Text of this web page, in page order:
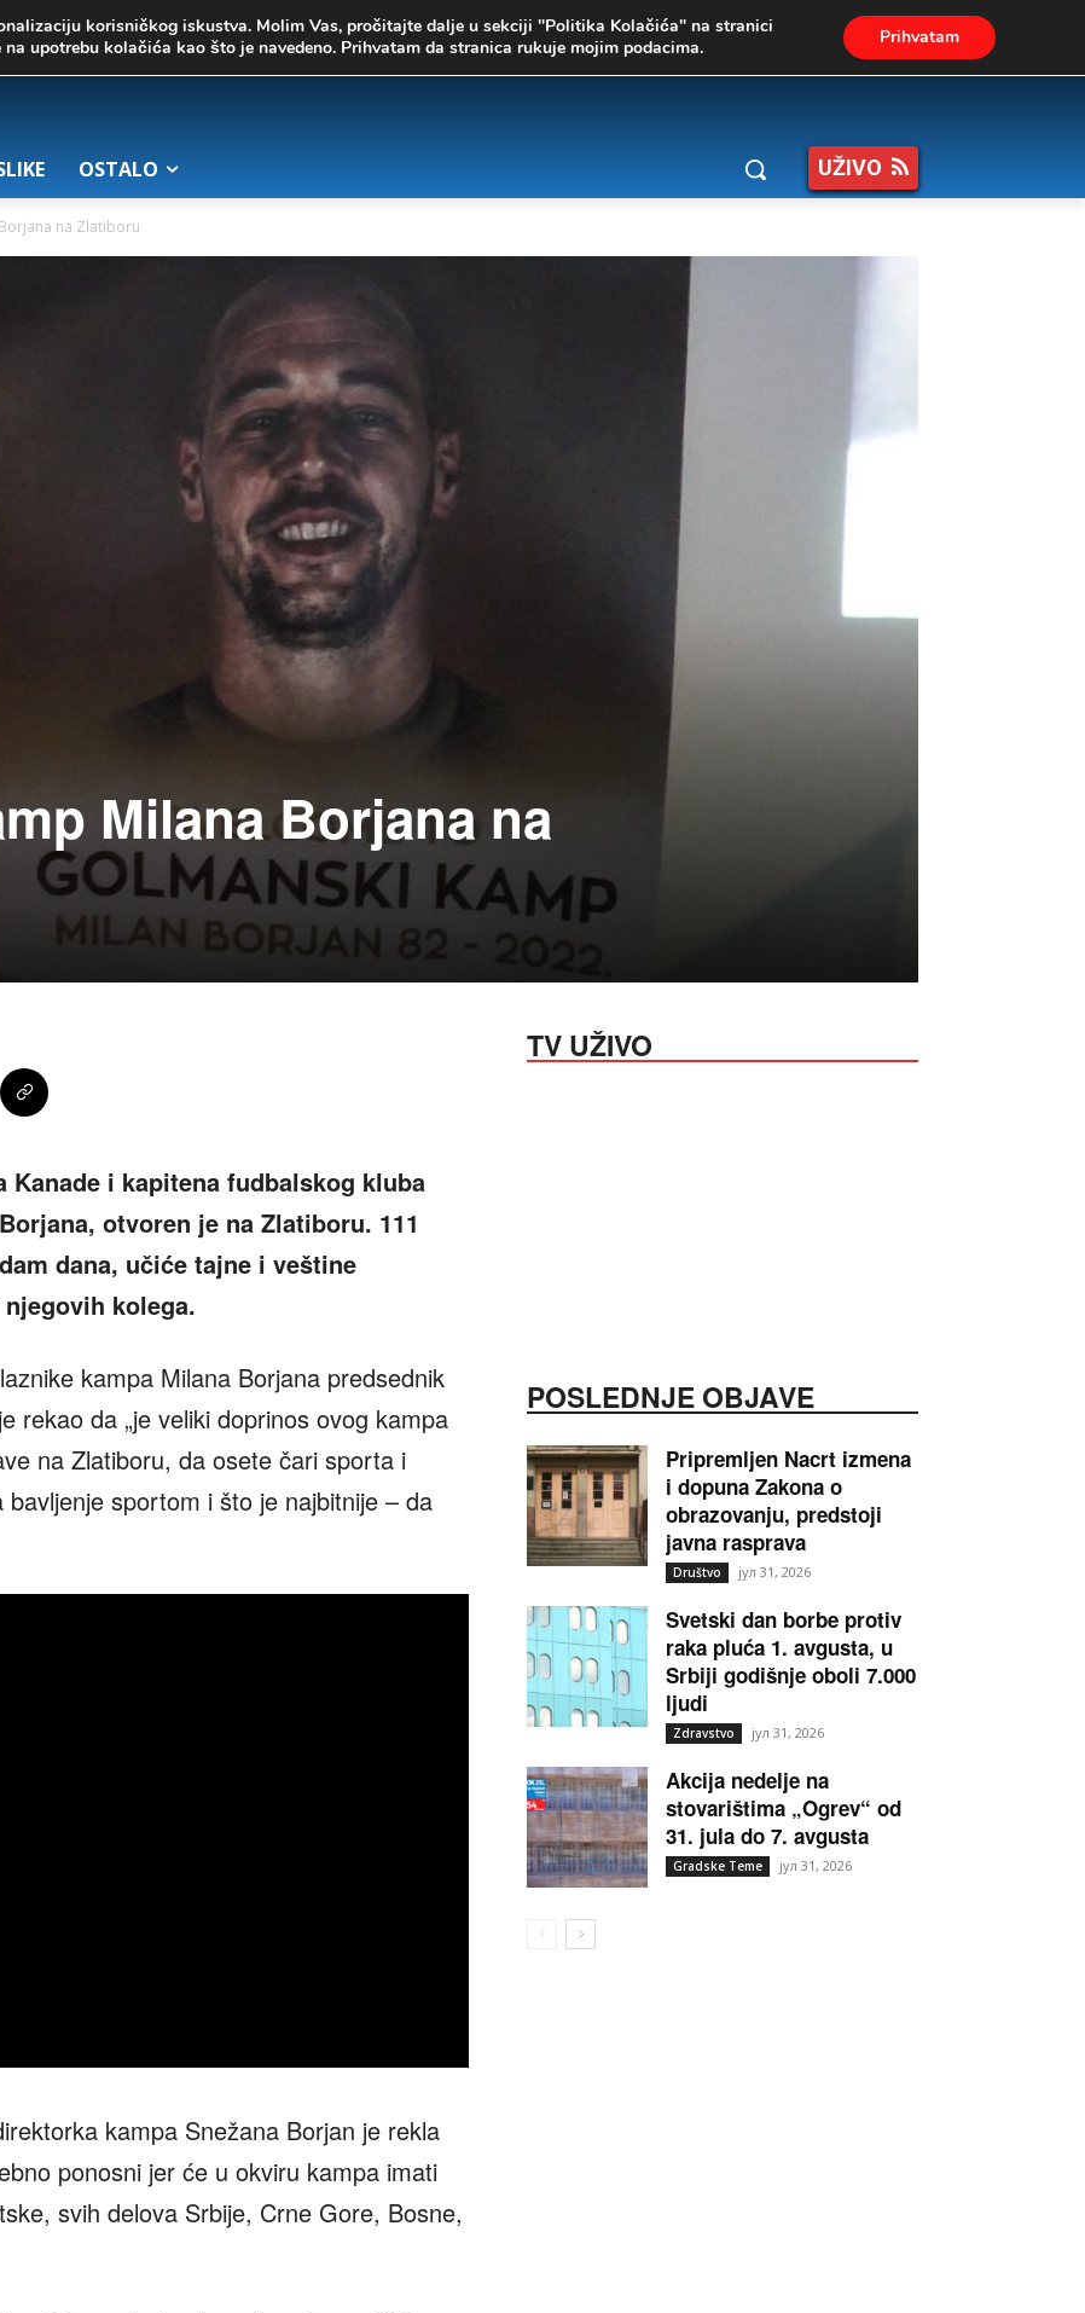
OSTALO UŽIVO
na Zlatiboru
Milana Borjana na
i kapitena fudbalskog kluba
otvoren je na Zlatiboru. 111
dana, učiće tajne i veštine
kolega.
kampa Milana Borjana predsednik
rekao da „je veliki doprinos ovog kampa
na Zlatiboru, da osete čari sporta i
sportom i što je najbitnije – da
kampa Snežana Borjan je rekla
ponosni jer će u okviru kampa imati
svih delova Srbije, Crne Gore, Bosne,
TV UŽIVO
POSLEDNJE OBJAVE
Pripremljen Nacrt izmena
i dopuna Zakona o
obrazovanju, predstoji
javna rasprava
Društvo јул 31, 2026
Svetski dan borbe protiv
raka pluća 1. avgusta, u
Srbiji godišnje oboli 7.000
ljudi
Zdravstvo јул 31, 2026
Akcija nedelje na
stovarištima „Ogrev“ od
31. jula do 7. avgusta
Gradske Teme јул 31, 2026
korisničkog iskustva. Molim Vas, pročitajte dalje u sekciji "Politika Kolačića" na stranici
upotrebu kolačića kao što je navedeno. Prihvatam da stranica rukuje mojim podacima. Prihvatam